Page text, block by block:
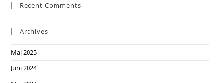
Recent Comments
Archives
Maj 2025
Juni 2024